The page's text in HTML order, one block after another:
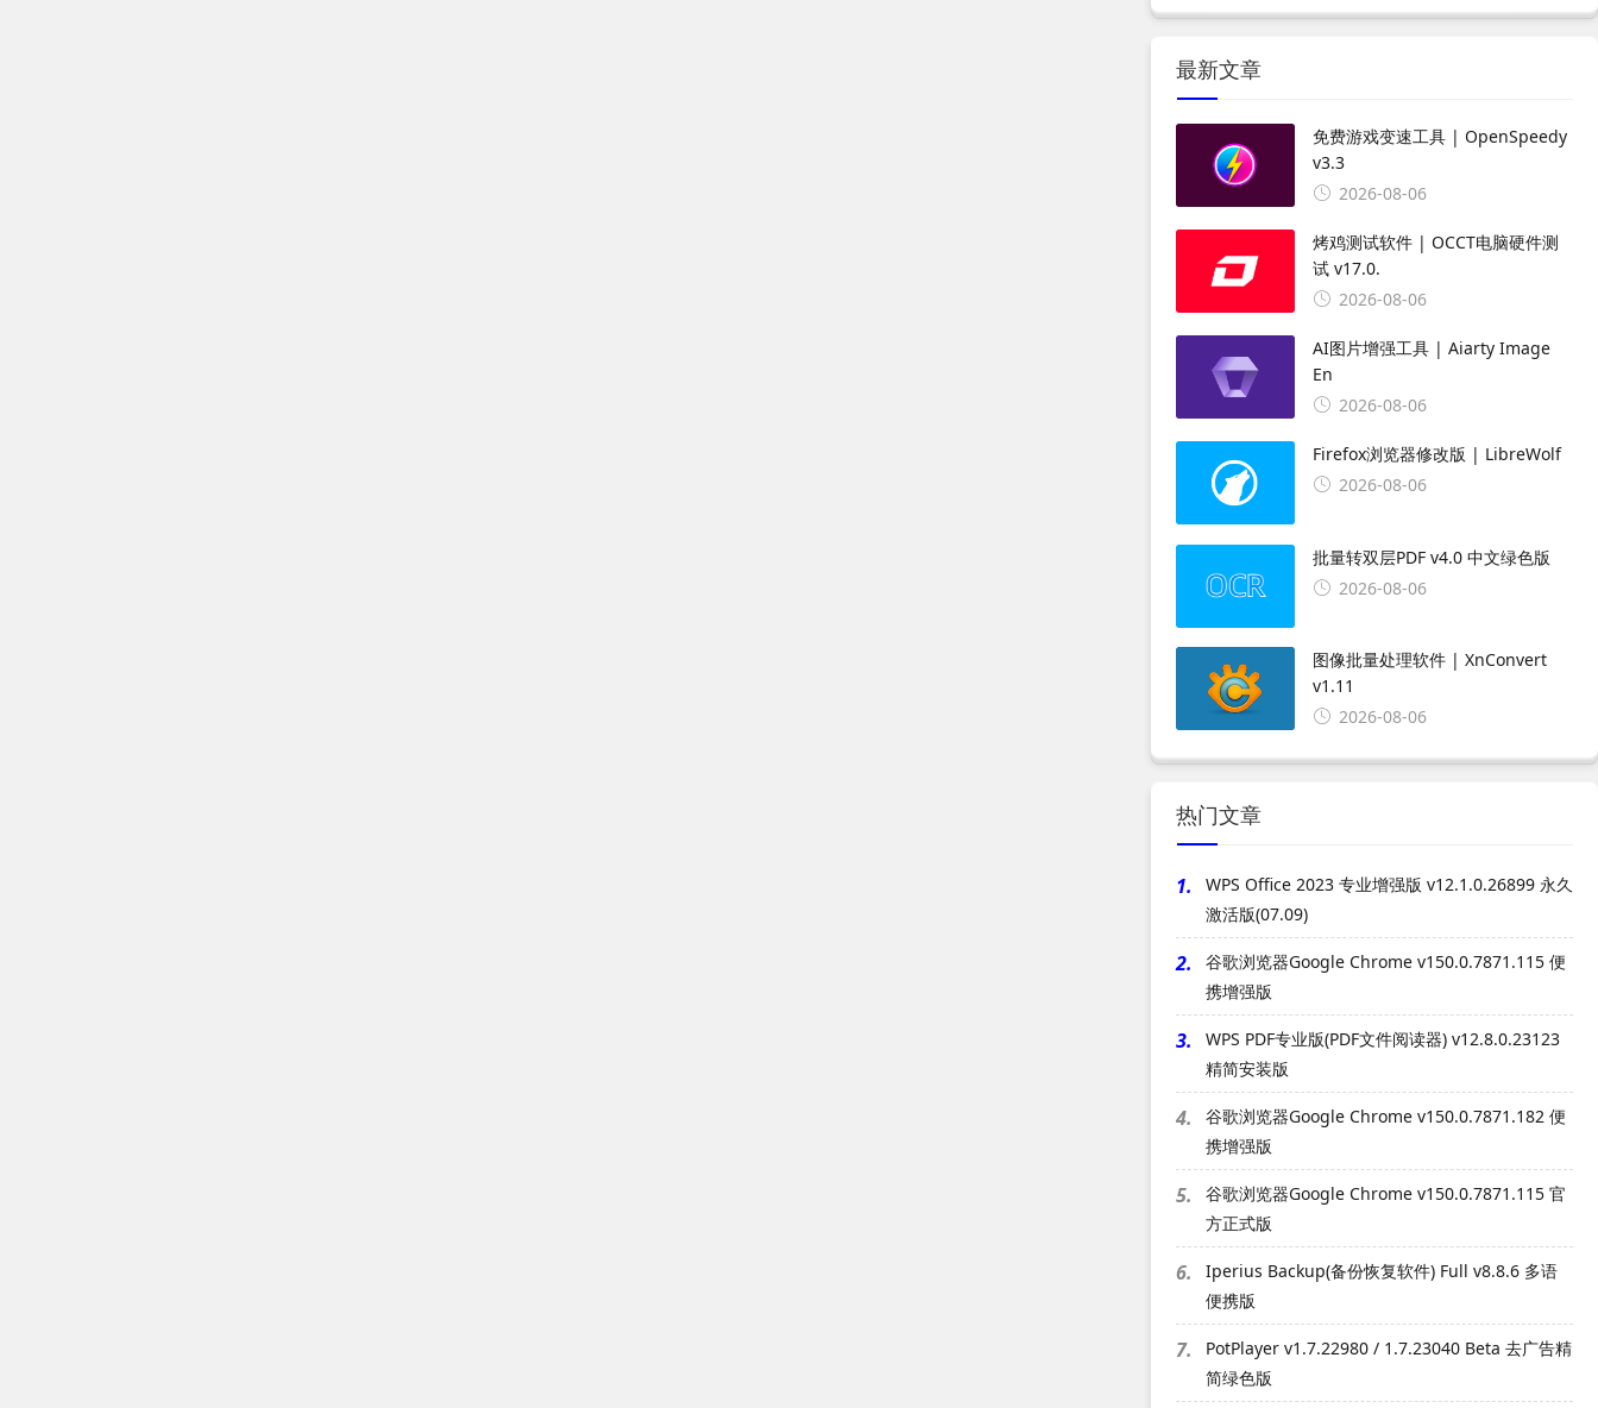
最新文章
免费游戏变速工具 | OpenSpeedy
v3.3
2026-08-06
烤鸡测试软件 | OCCT电脑硬件测
试 v17.0.
2026-08-06
AI图片增强工具 | Aiarty Image
En
2026-08-06
Firefox浏览器修改版 | LibreWolf
2026-08-06
批量转双层PDF v4.0 中文绿色版
2026-08-06
图像批量处理软件 | XnConvert
v1.11
2026-08-06
热门文章
1.
WPS Office 2023 专业增强版 v12.1.0.26899 永久
激活版(07.09)
2.
谷歌浏览器Google Chrome v150.0.7871.115 便
携增强版
3.
WPS PDF专业版(PDF文件阅读器) v12.8.0.23123
精简安装版
4.
谷歌浏览器Google Chrome v150.0.7871.182 便
携增强版
5.
谷歌浏览器Google Chrome v150.0.7871.115 官
方正式版
6.
Iperius Backup(备份恢复软件) Full v8.8.6 多语
便携版
7.
PotPlayer v1.7.22980 / 1.7.23040 Beta 去广告精
简绿色版